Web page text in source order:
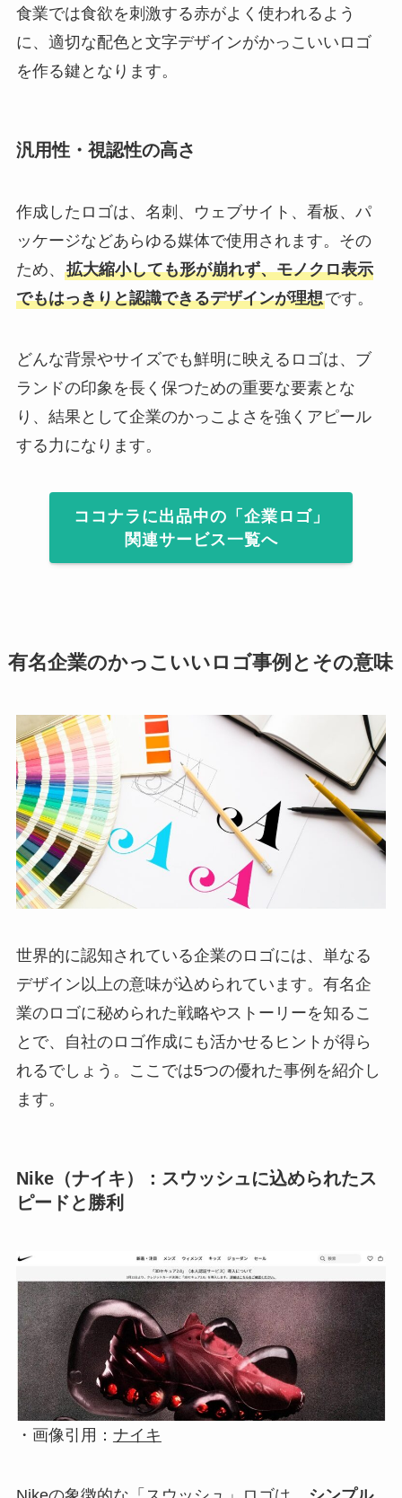
食業では食欲を刺激する赤がよく使われるよう
に、適切な配色と文字デザインがかっこいいロゴ
を作る鍵となります。
汎用性・視認性の高さ
作成したロゴは、名刺、ウェブサイト、看板、パ
ッケージなどあらゆる媒体で使用されます。その
ため、 拡大縮小しても形が崩れず、モノクロ表示
でもはっきりと認識できるデザインが理想です。
どんな背景やサイズでも鮮明に映えるロゴは、ブ
ランドの印象を長く保つための重要な要素とな
り、結果として企業のかっこよさを強くアピール
する力になります。
ココナラに出品中の「企業ロゴ」
関連サービス一覧へ
有名企業のかっこいいロゴ事例とその意味
世界的に認知されている企業のロゴには、単なる
デザイン以上の意味が込められています。有名企
業のロゴに秘められた戦略やストーリーを知るこ
とで、自社のロゴ作成にも活かせるヒントが得ら
れるでしょう。ここでは5つの優れた事例を紹介し
ます。
Nike（ナイキ）：スウッシュに込められたス
ピードと勝利
・画像引用： ナイキ